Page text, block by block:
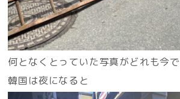
何となくとっていた写真がどれも今
韓国は夜になると